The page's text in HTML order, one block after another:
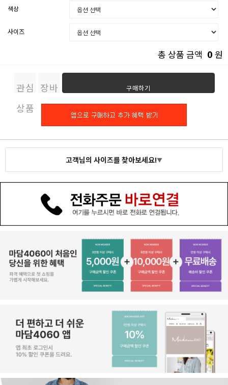
색상
사이즈
총 상품 금액 0 원
관심
상품
장바
구니
구매하기
고객님의 사이즈를 찾아보세요!▼